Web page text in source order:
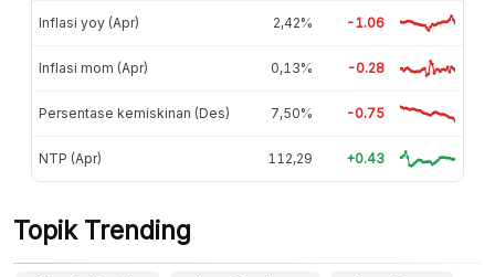
Inflasi yoy (Apr) 2,42% -1.06
Inflasi mom (Apr) 0,13% -0.28
Persentase kemiskinan (Des) 7,50% -0.75
NTP (Apr) 112,29 +0.43
Topik Trending